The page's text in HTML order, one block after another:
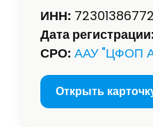
ИНН:
Дата регистрации:
СРО: ААУ "ЦФОП
Открыть